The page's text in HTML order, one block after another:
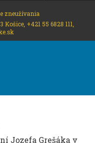
zneužívania
+421 55 6828 111,
Jozefa Grešáka v